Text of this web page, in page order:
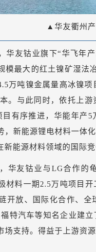
▲华友衢州产
华友钴业旗下“华飞年
模最大的红土镍矿湿法
万吨镍金属量高冰镍
。与此同时，依托上游
有序推进，华能年产
，新能源锂电材料一体
能源材料领域的国际竞
华友钴业与LG合作的
材料一期2.5万吨项目
开放、国际化合作、
特汽车等知名企业建
场支持。得益于上游资